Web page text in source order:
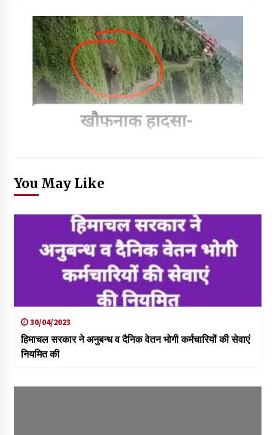
You May Like
30/04/2023
हिमाचल सरकार ने अनुबन्ध व दैनिक वेतन भोगी कर्मचारियों की सेवाएं
नियमित की